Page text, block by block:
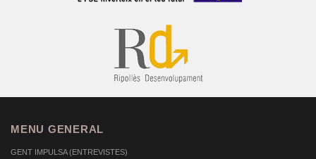
MENU GENERAL
GENT IMPULSA (ENTREVISTES)